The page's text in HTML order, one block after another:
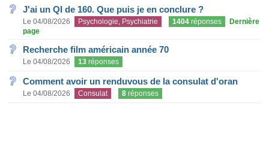
J'ai un QI de 160. Que puis je en conclure ?
Le 04/08/2026 Psychologie, Psychiatrie 1404 réponses
Dernière
page
Recherche film américain année 70
Le 04/08/2026 13 réponses
Comment avoir un renduvous de la consulat d'oran
Le 04/08/2026 Consulat 8 réponses